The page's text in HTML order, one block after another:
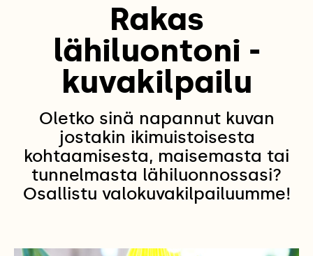
Rakas
lähiluontoni -
kuvakilpailu
Oletko sinä napannut kuvan
jostakin ikimuistoisesta
kohtaamisesta, maisemasta tai
tunnelmasta lähiluonnossasi?
Osallistu valokuvakilpailuumme!